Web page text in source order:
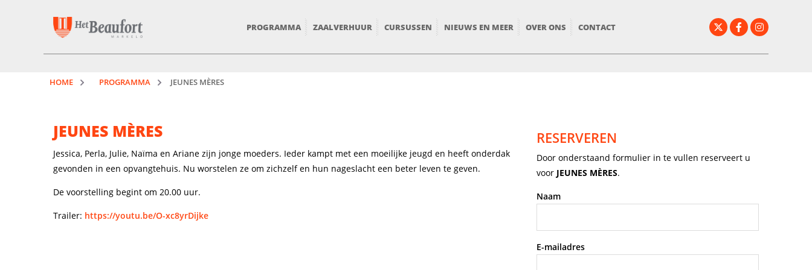
PROGRAMMA ZAALVERHUUR CURSUSSEN NIEUWS EN MEER OVER ONS CONTACT
HOME PROGRAMMA JEUNES MÈRES
JEUNES MÈRES
Jessica, Perla, Julie, Naïma en Ariane zijn jonge moeders. Ieder kampt met een moeilijke jeugd en heeft onderdak
gevonden in een opvangtehuis. Nu worstelen ze om zichzelf en hun nageslacht een beter leven te geven.
De voorstelling begint om 20.00 uur.
Trailer: https://youtu.be/O-xc8yrDijke
RESERVEREN
Door onderstaand formulier in te vullen reserveert u
voor JEUNES MÈRES.
Naam
E-mailadres